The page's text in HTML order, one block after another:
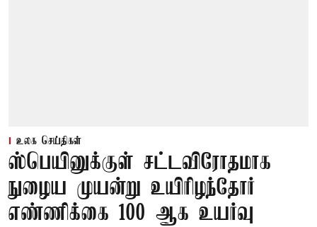
உலக செய்திகள்
ஸ்பெயினுக்குள் சட்டவிரோதமாக
நுழைய முயன்று உயிரிழந்தோர்
எண்ணிக்கை 100 ஆக உயர்வு